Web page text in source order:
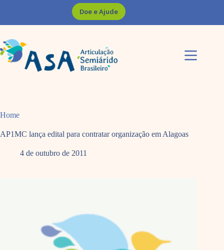
Doe e Ajude
Home
AP1MC lança edital para contratar organização em Alagoas
4 de outubro de 2011